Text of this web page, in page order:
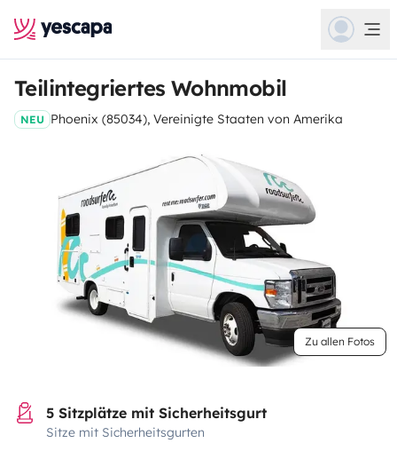
Teilintegriertes Wohnmobil
NEU Phoenix (85034), Vereinigte Staaten von Amerika
Zu allen Fotos
5 Sitzplätze mit Sicherheitsgurt
Sitze mit Sicherheitsgurten